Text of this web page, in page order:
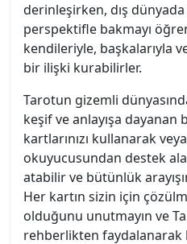
derinleşirken, dış
perspektifle bakmayı
kendileriyle, başkalarıyla
bir ilişki kurabilirler.
Tarotun gizemli
keşif ve anlayışa dayanan
kartlarınızı kullanarak
okuyucusundan destek
atabilir ve bütünlük
Her kartın sizin için
olduğunu unutmayın ve
rehberlikten